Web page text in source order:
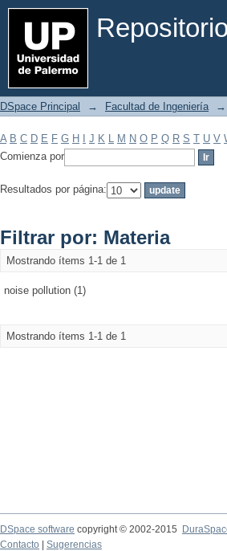
Filtrar por: Materia
DSpace Principal → Facultad de Ingeniería →
A B C D E F G H J K L M N O P Q R S T U V
Comienza por
Resultados por página:
Filtrar por: Materia
Mostrando ítems 1-1 de 1
noise pollution (1)
Mostrando ítems 1-1 de 1
DSpace software copyright © 2002-2015
Contacto
Sugerencias